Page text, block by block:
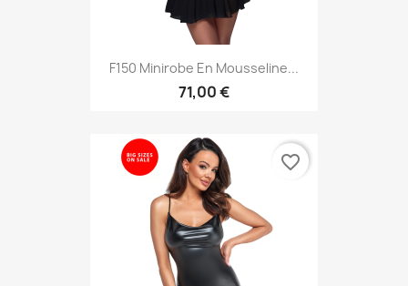
F150 Minirobe En Mousseline...
71,00 €
favorite_border